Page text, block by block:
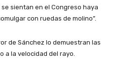
sientan en el Congreso haya
con ruedas de molino”.
de Sánchez lo demuestran las
a la velocidad del rayo.